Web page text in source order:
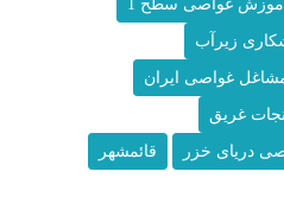
آموزش غواصی سطح 1
زیرآب
غواصی ایران
نجات غریق
دریای خزر قائمشهر